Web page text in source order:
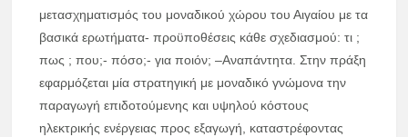
μετασχηματισμός του μοναδικού χώρου του Αιγαίου με τα
βασικά ερωτήματα- προϋποθέσεις κάθε σχεδιασμού: τι ;
πως ; που;- πόσο;- για ποιόν; –Αναπάντητα. Στην πράξη
εφαρμόζεται μία στρατηγική με μοναδικό γνώμονα την
παραγωγή επιδοτούμενης και υψηλού κόστους
ηλεκτρικής ενέργειας προς εξαγωγή, καταστρέφοντας